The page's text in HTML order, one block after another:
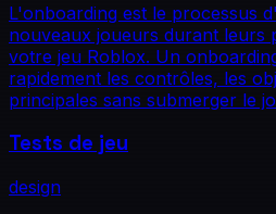
L'onboarding est le processus
nouveaux joueurs durant leurs
votre jeu Roblox. Un
rapidement les contrôles, les
principales sans submerger le
Tests de jeu
design